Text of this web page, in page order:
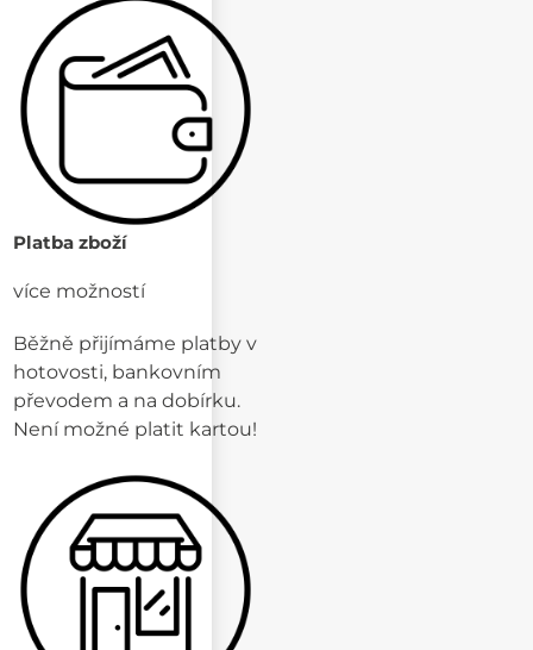
Platba zboží
více možností
Běžně přijímáme platby v
hotovosti, bankovním
převodem a na dobírku.
Není možné platit kartou!